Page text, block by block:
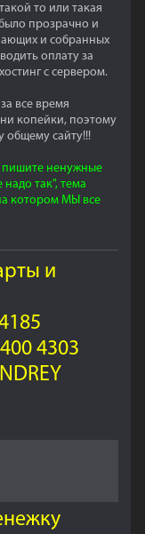
то или такая
прозрачно и
и собранных
оплату за
с сервером.
все время
копейки, поэтому
сайту!!!
пишите ненужные
так", тема
котором МЫ все
и
4303